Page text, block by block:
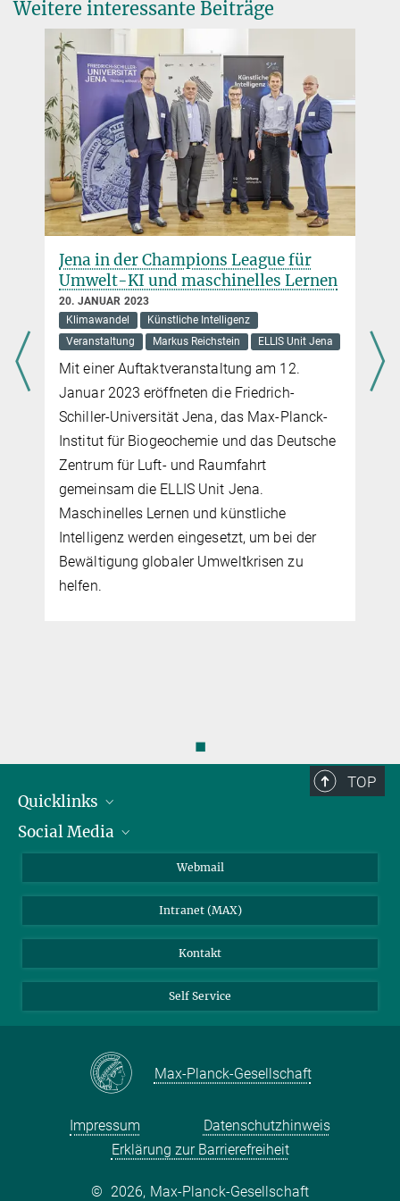
Wissenschaftskommunikation
+49 173 3578624
+49 3641 57-7801
shejja@...
alumni@...
MPI für chemische Ökologie
Dr. Karin Groten
Forschungskoordination
+49 3641 57-1000
kgroten@...
Angela Overmeyer
PR – Kommunikation - Information
+49 3641 57-2110
overmeyer@...
mit Podcasts zu den Bildern
Weitere interessante Beiträge
Jena in der Champions League für
Umwelt-KI und maschinelles Lernen
20. JANUAR 2023
Klimawandel
Künstliche Intelligenz
Veranstaltung
Markus Reichstein ELLIS Unit Jena
Mit einer Auftaktveranstaltung am 12.
Januar 2023 eröffneten die Friedrich-
Schiller-Universität Jena, das Max-Planck-
Institut für Biogeochemie und das Deutsche
Zentrum für Luft- und Raumfahrt
gemeinsam die ELLIS Unit Jena.
Maschinelles Lernen und künstliche
Intelligenz werden eingesetzt, um bei der
Bewältigung globaler Umweltkrisen zu
helfen.
◼
TOP
Quicklinks
IMPRS Graduiertenschule
Social Media
Webmail
Intranet (MAX)
Kontakt
Self Service
Max-Planck-Gesellschaft
Impressum
Datenschutzhinweis
Erklärung zur Barrierefreiheit
© 2026, Max-Planck-Gesellschaft